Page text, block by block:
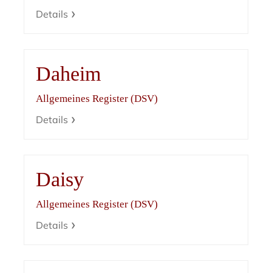
Details
Daheim
Allgemeines Register (DSV)
Details
Daisy
Allgemeines Register (DSV)
Details